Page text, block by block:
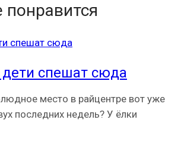
спешат сюда
место в райцентре вот уже
последних недель? У ёлки